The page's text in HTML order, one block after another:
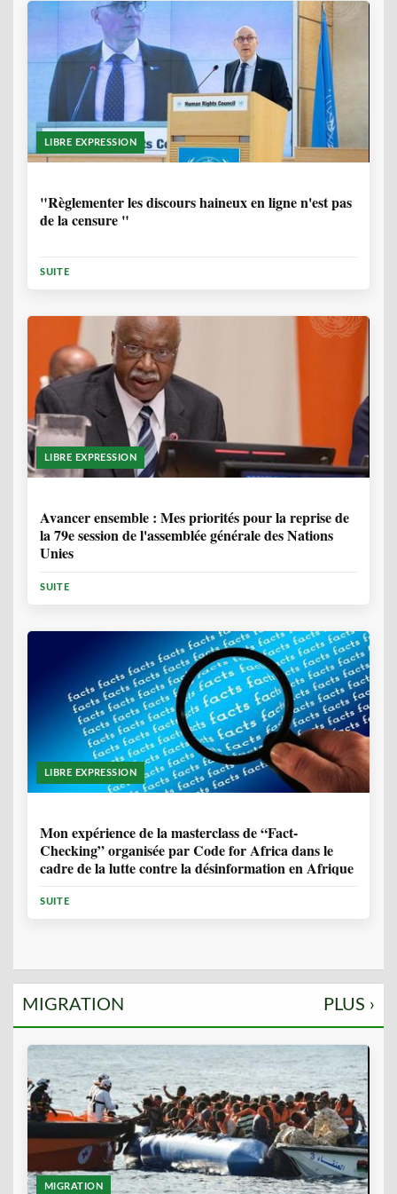
LIBRE EXPRESSION
"Règlementer les discours haineux en ligne n'est pas
de la censure "
SUITE
LIBRE EXPRESSION
Avancer ensemble : Mes priorités pour la reprise de
la 79e session de l'assemblée générale des Nations
Unies
SUITE
LIBRE EXPRESSION
Mon expérience de la masterclass de “Fact-
Checking” organisée par Code for Africa dans le
cadre de la lutte contre la désinformation en Afrique
SUITE
MIGRATION PLUS ›
MIGRATION